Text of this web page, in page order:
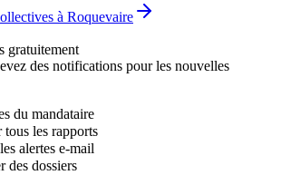
à Roquevaire
gratuitement
des notifications pour les nouvelles
du mandataire
tous les rapports
alertes e-mail
des dossiers